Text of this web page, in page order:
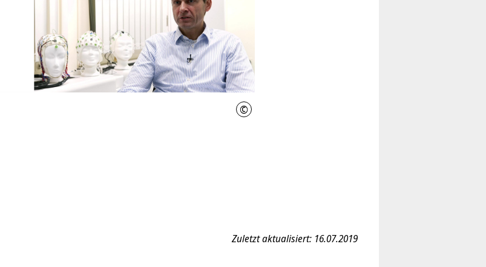
abspielen
©Madsack Medienagentur
Zuletzt aktualisiert: 16.07.2019